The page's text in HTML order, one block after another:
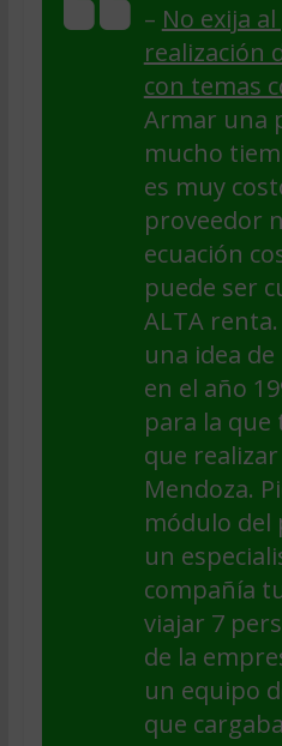
– No exija
realización
con temas
Armar una
mucho
es muy
proveedor
ecuación
puede ser
ALTA
una idea
en el año
para la
que
Mendoza.
módulo del
un
compañía
viajar 7
de la
un equipo
que